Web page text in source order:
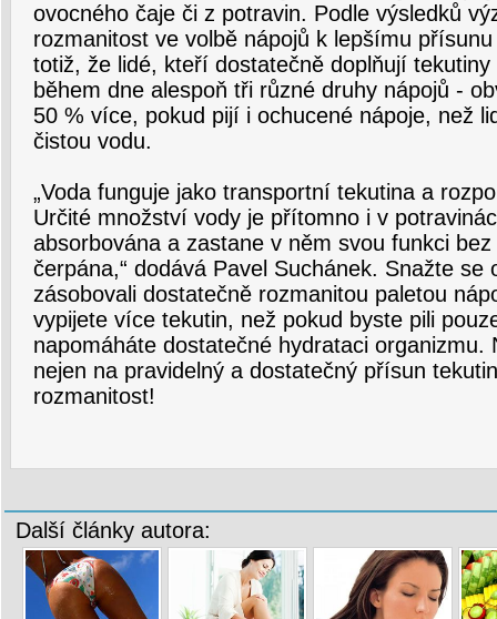
ovocného čaje či z potravin. Podle výsledků
rozmanitost ve volbě nápojů k lepšímu
totiž, že lidé, kteří dostatečně doplňují
během dne alespoň tři různé druhy nápojů -
50 % více, pokud pijí i ochucené nápoje, než
čistou vodu.
„Voda funguje jako transportní tekutina a
Určité množství vody je přítomno i v
absorbována a zastane v něm svou funkci
čerpána,“ dodává Pavel Suchánek. Snažte se
zásobovali dostatečně rozmanitou paletou
vypijete více tekutin, než pokud byste pili
napomáháte dostatečné hydrataci organizmu.
nejen na pravidelný a dostatečný přísun
rozmanitost!
Další články autora: